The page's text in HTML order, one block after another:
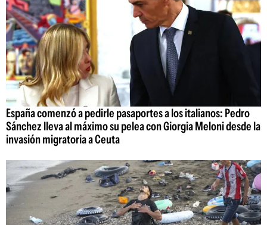
España comenzó a pedirle pasaportes a los italianos: Pedro
Sánchez lleva al máximo su pelea con Giorgia Meloni desde la
invasión migratoria a Ceuta